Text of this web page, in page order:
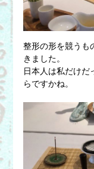
整形の形を競うも
きました。
日本人は私だけだ
らですかね。